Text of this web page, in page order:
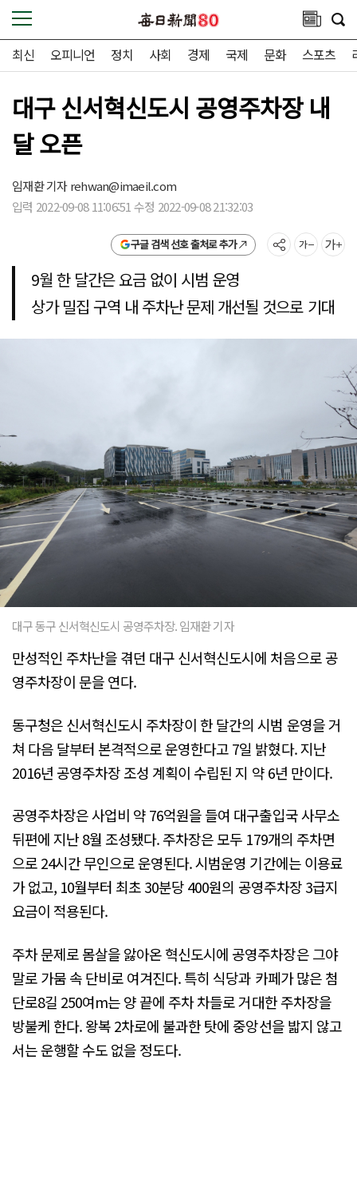
최신 오피니언 정치 사회 경제 국제 문화 스포츠
대구 신서혁신도시 공영주차장 내
달 오픈
임재환 기자rehwan@imaeil.com
입력 2022-09-08 11:06:51 수정 2022-09-08 21:32:03
구글 검색 선호 출처로 추가
9월 한 달간은 요금 없이 시범 운영
상가 밀집 구역 내 주차난 문제 개선될 것으로 기대
대구 동구 신서혁신도시 공영주차장. 임재환 기자
만성적인 주차난을 겪던 대구 신서혁신도시에 처음으로 공
영주차장이 문을 연다.
동구청은 신서혁신도시 주차장이 한 달간의 시범 운영을 거
쳐 다음 달부터 본격적으로 운영한다고 7일 밝혔다. 지난
2016년 공영주차장 조성 계획이 수립된 지 약 6년 만이다.
공영주차장은 사업비 약 76억원을 들여 대구출입국 사무소
뒤편에 지난 8월 조성됐다. 주차장은 모두 179개의 주차면
으로 24시간 무인으로 운영된다. 시범운영 기간에는 이용료
가 없고, 10월부터 최초 30분당 400원의 공영주차장 3급지
요금이 적용된다.
주차 문제로 몸살을 앓아온 혁신도시에 공영주차장은 그야
말로 가뭄 속 단비로 여겨진다. 특히 식당과 카페가 많은 첨
단로8길 250여m는 양 끝에 주차 차들로 거대한 주차장을
방불케 한다. 왕복 2차로에 불과한 탓에 중앙선을 밟지 않고
서는 운행할 수도 없을 정도다.